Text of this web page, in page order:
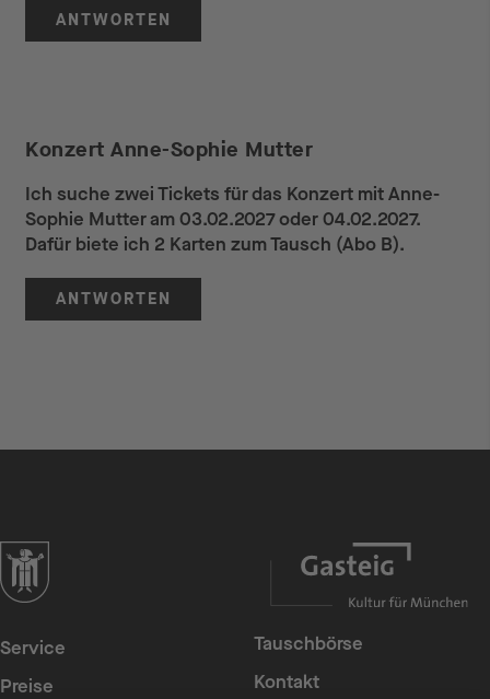
ANTWORTEN
Konzert Anne-Sophie Mutter
Ich suche zwei Tickets für das Konzert mit Anne-
Sophie Mutter am 03.02.2027 oder 04.02.2027.
Dafür biete ich 2 Karten zum Tausch (Abo B).
ANTWORTEN
zur Website der Landeshauptstadt München
Service
Preise
Tauschbörse
Kontakt